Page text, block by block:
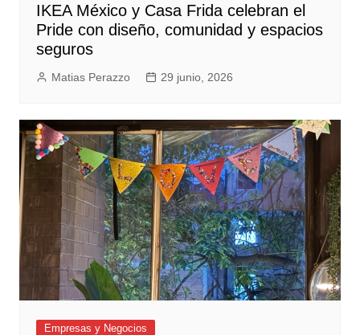
IKEA México y Casa Frida celebran el
Pride con diseño, comunidad y espacios
seguros
Matias Perazzo 29 junio, 2026
Empresas y Negocios